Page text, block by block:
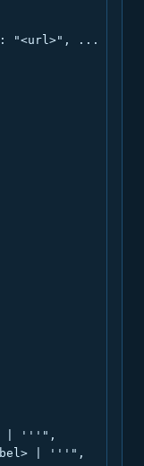
"<url>", ... },
| '''",
| '''",